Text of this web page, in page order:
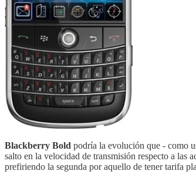
Blackberry Bold podría la evolución que - como
salto en la velocidad de transmisión respecto a las
prefiriendo la segunda por aquello de tener tarifa